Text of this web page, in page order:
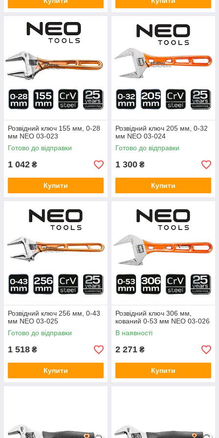
Розвідний ключ 155 мм, 0-28
мм NEO 03-023
Готово до відправки
1 042 ₴
Купити
Розвідний ключ 205 мм, 0-32
мм NEO 03-024
Готово до відправки
1 300 ₴
Купити
Розвідний ключ 256 мм, 0-43
мм NEO 03-025
Готово до відправки
1 518 ₴
Купити
Розвідний ключ 306 мм,
кований 0-53 мм NEO 03-026
В наявності
2 271 ₴
Купити